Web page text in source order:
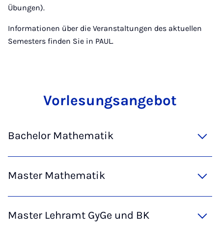
Übungen).
Informationen über die Veranstaltungen des aktuellen
Semesters finden Sie in PAUL.
Vor­le­sung­sange­bot
Bachelor Mathematik
Master Mathematik
Master Lehramt GyGe und BK